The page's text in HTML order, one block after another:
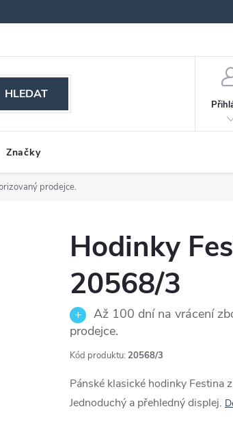
podmínky
HLEDAT
Značky
prodejce.
Hodinky
20568/3
Až 100 dní na vrácení
prodejce.
Kód produktu: 20568/3
Pánské klasické hodinky Festina
Jednoduchý a přehledný displej.